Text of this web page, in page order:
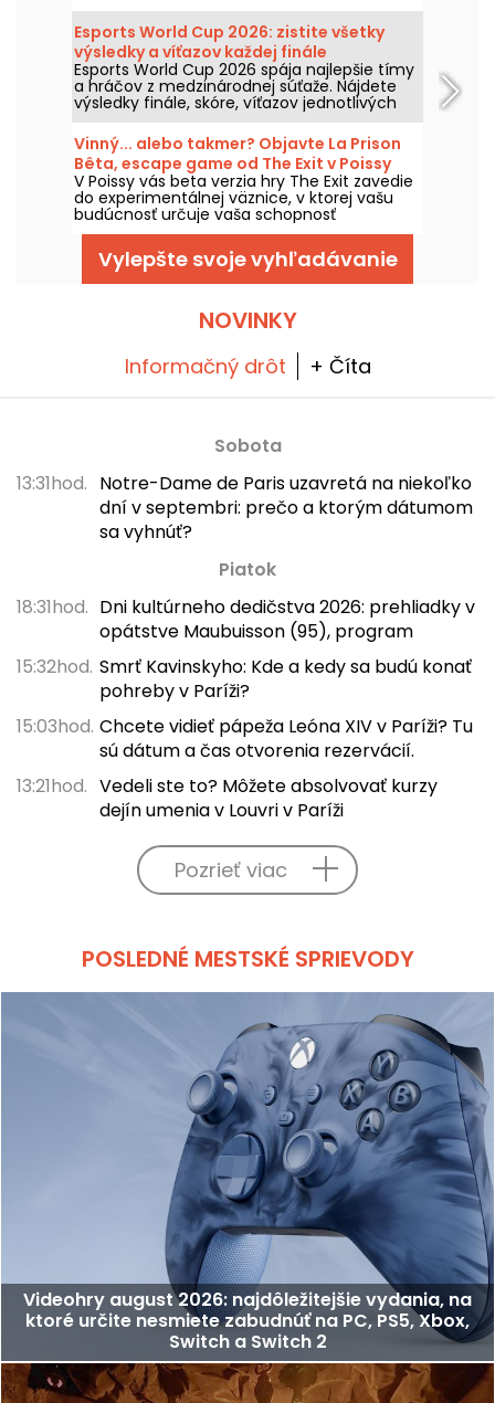
štarte. Tu sú hlavné doplnenia, ktoré
Microsoft ohlásil pre predplatiteľov služby.
Esports World Cup 2026: zistite všetky
výsledky a víťazov každej finále
Esports World Cup 2026 spája najlepšie tímy
a hráčov z medzinárodnej súťaže. Nájdete
výsledky finále, skóre, víťazov jednotlivých
turnajov a kalendár nasledujúcich zápasov.
Vinný... alebo takmer? Objavte La Prison
Bêta, escape game od The Exit v Poissy
V Poissy vás beta verzia hry The Exit zavedie
do experimentálnej väznice, v ktorej vašu
budúcnosť určuje vaša schopnosť
spolupracovať. Úloha, ktorá zmení tému
úniku a ponúka originálny dej.
Vylepšte svoje vyhľadávanie
NOVINKY
Informačný drôt + Číta
Sobota
13:31hod. Notre-Dame de Paris uzavretá na niekoľko
dní v septembri: prečo a ktorým dátumom
sa vyhnúť?
Piatok
18:31hod. Dni kultúrneho dedičstva 2026: prehliadky v
opátstve Maubuisson (95), program
15:32hod. Smrť Kavinskyho: Kde a kedy sa budú konať
pohreby v Paríži?
15:03hod. Chcete vidieť pápeža Leóna XIV v Paríži? Tu
sú dátum a čas otvorenia rezervácií.
13:21hod. Vedeli ste to? Môžete absolvovať kurzy
dejín umenia v Louvri v Paríži
Pozrieť viac
POSLEDNÉ MESTSKÉ SPRIEVODY
Videohry august 2026: najdôležitejšie vydania, na
ktoré určite nesmiete zabudnúť na PC, PS5, Xbox,
Switch a Switch 2